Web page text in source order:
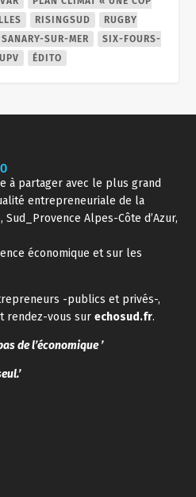
RISINGSUD
RUGBY
SANARY-SUR-MER
SIX-FOURS-
UPV ÉDITO
à partager avec le plus grand
entrepreneuriale de la
Alpes-Côte d’Azur,
économique et sur les
-publics et privés-,
rendez-vous surechosud.fr.
de l’économique ’